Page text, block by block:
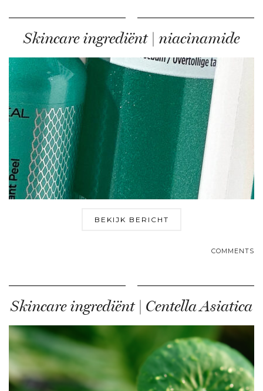
Skincare ingrediënt | niacinamide
BEKIJK BERICHT
COMMENTS
Skincare ingrediënt | Centella Asiatica